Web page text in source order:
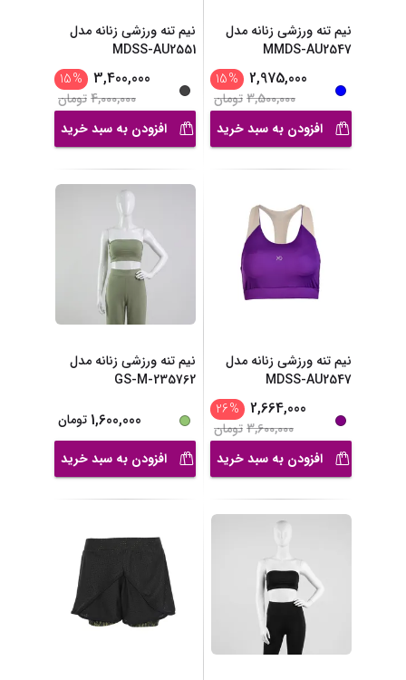
نیم تنه ورزشی زنانه مدل
MMDS-AU2547
2,975,000
%
15
3,500,000تومان
افزودن به سبد خرید
نیم تنه ورزشی زنانه مدل
MDSS-AU2551
3,400,000
%
15
4,000,000تومان
افزودن به سبد خرید
نیم تنه ورزشی زنانه مدل
MDSS-AU2547
2,664,000
%
26
3,600,000تومان
افزودن به سبد خرید
نیم تنه ورزشی زنانه مدل
GS-M-235762
1,600,000 تومان
افزودن به سبد خرید